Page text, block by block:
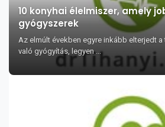
10 konyhai élelmiszer, amely
gyógyszerek
Az elmúlt években egyre inkább elterjedt
való gyógyítás, legyen ...